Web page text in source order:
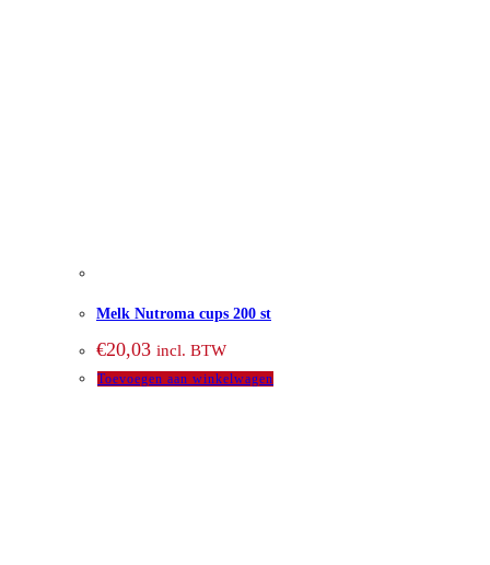
Melk Nutroma cups 200 st
€20,03 incl. BTW
Toevoegen aan winkelwagen